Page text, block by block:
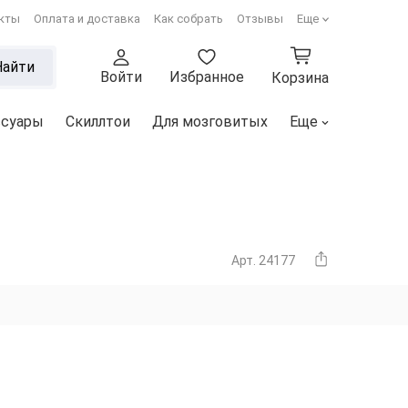
Оплата и доставка Как собрать Отзывы Еще
Войти Избранное Корзина
Скиллтои Для мозговитых Еще
Арт. 24177